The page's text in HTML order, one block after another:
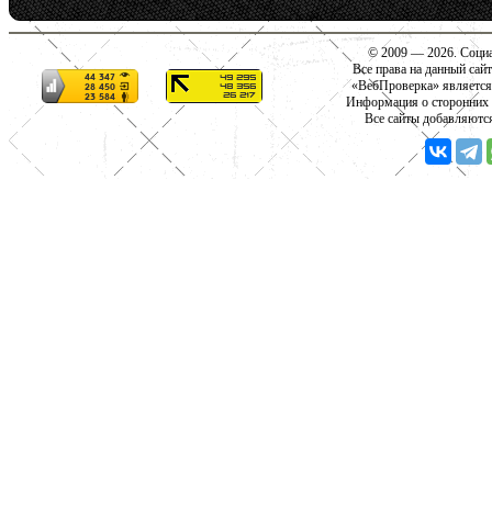
© 2009 — 2026.
Все права на данный
«ВебПроверка»
Информация о сторонних
Все сайты